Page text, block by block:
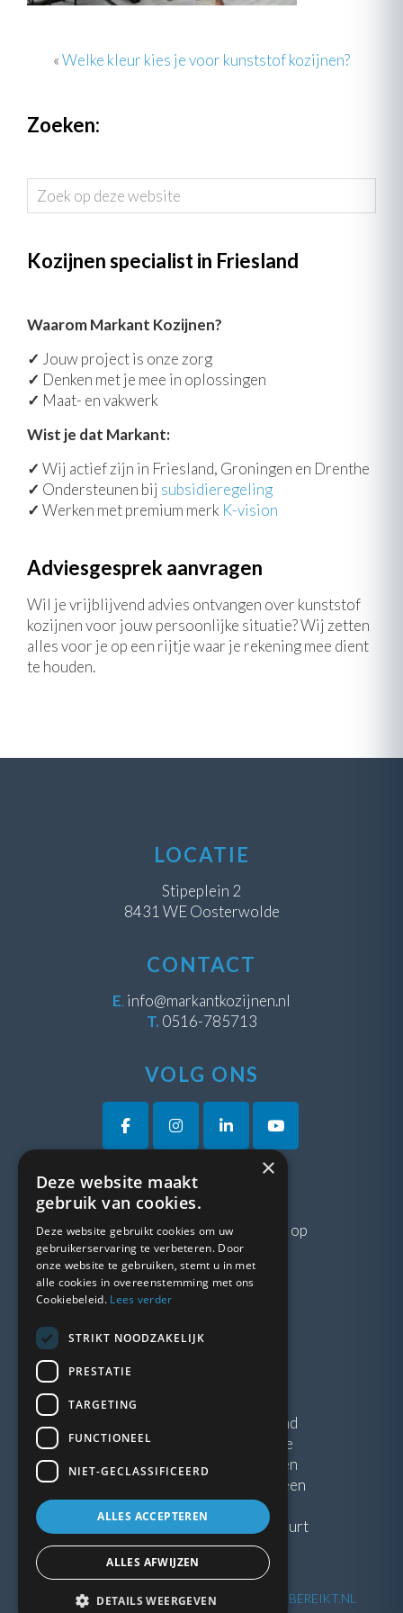
«Welke kleur kies je voor kunststof kozijnen?
Zoeken:
Zoek
op
website
Kozijnen specialist in Friesland
Waarom Markant Kozijnen?
✓ Jouw project is onze zorg
✓ Denken met je mee in oplossingen
✓ Maat- en vakwerk
Wist je dat Markant:
✓ Wij actief zijn in Friesland, Groningen en Drenthe
✓ Ondersteunen bij subsidieregeling
✓ Werken met premium merk K-vision
Adviesgesprek aanvragen
Wil je vrijblijvend advies ontvangen over kunststof
kozijnen voor jouw persoonlijke situatie? Wij zetten
alles voor je op een rijtje waar je rekening mee dient
te houden.
LOCATIE
Stipeplein 2
8431 WE Oosterwolde
CONTACT
E.info@markantkozijnen.nl
T. 0516-785713
VOLG ONS
VRAGEN?
Neem gerustcontactmet ons op
LINKS
Blogs
Algemene voorwaarden
Kunststof Kozijnen Friesland
Kunststof kozijnen Drenthe
Kunststof Kozijnen Drachten
Kunststof Kozijnen Hoogeveen
Kunststof kozijnen in jouw buurt
2026| Website ontwikkeling door WEBSITEBEREIKT.NL
×
Deze website maakt
gebruik van cookies.
Deze website gebruikt cookies om uw
gebruikerservaring te verbeteren. Door
onze website te gebruiken, stemt u in met
alle cookies in overeenstemming met ons
Cookiebeleid. Lees verder
STRIKT NOODZAKELIJK
PRESTATIE
TARGETING
FUNCTIONEEL
NIET-GECLASSIFICEERD
ALLES ACCEPTEREN
ALLES AFWIJZEN
DETAILS WEERGEVEN